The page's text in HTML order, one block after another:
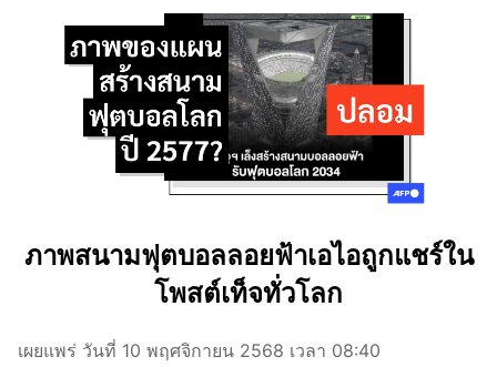
ภาพสนามฟุตบอลลอยฟ้าเอไอถูกแชร์ใน
โพสต์เท็จทั่วโลก
เผยแพร่ วันที่ 10 พฤศจิกายน 2568 เวลา 08:40